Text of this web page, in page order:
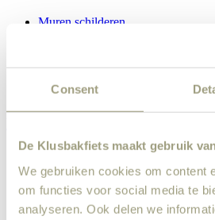
Consent
De Klusbakfiets maakt gebruik
We gebruiken cookies om content
om functies voor social media te
analyseren. Ook delen we
Muren schilderen
Trap schilderen
Muur voorbereiden en voorstrijk
Sanitair installeren
Badkamer renovatie
Kraan vervangen of repareren
Lekkage
Wasmachine aansluiten